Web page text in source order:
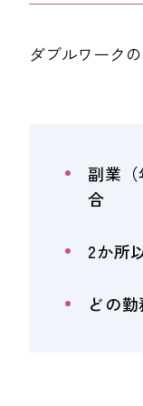
ダブルワーク
副業
合
2か所
どの